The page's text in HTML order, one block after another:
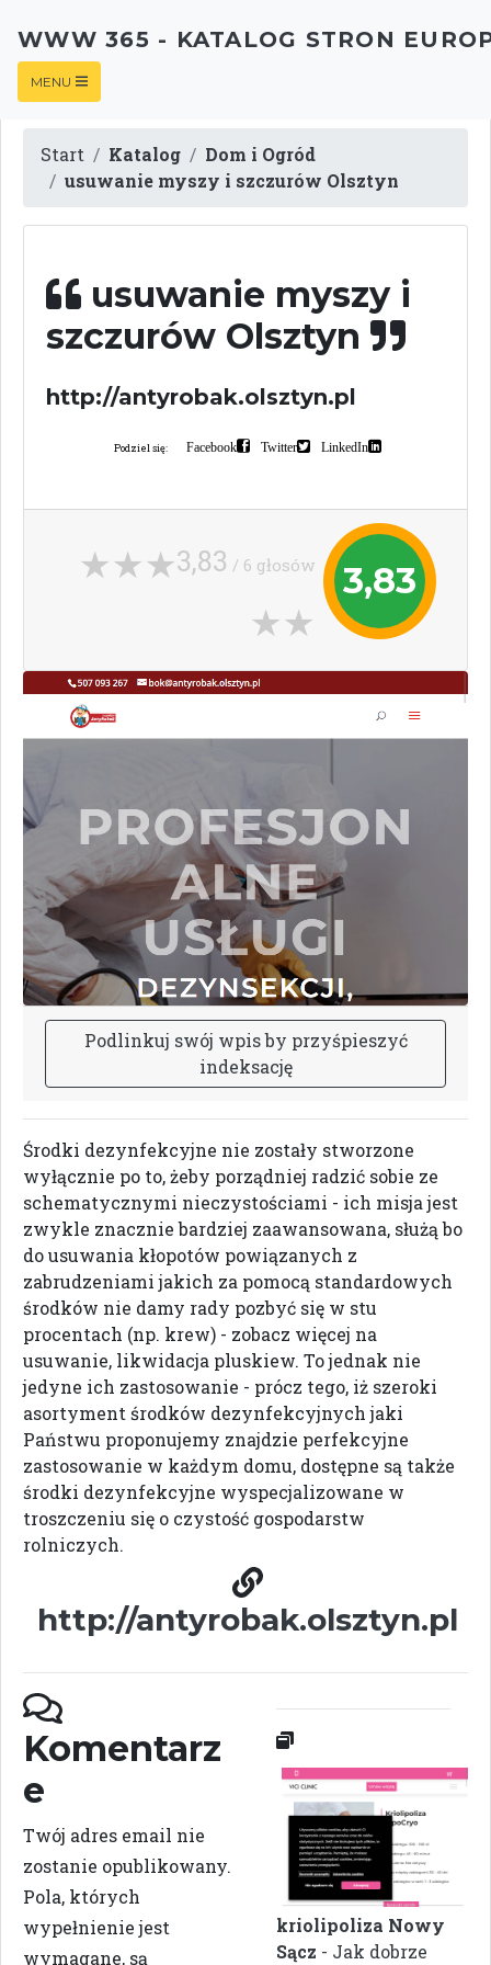
WWW 365 - KATALOG STRON
MENU
Start Katalog
Dom i Ogród
usuwanie myszy i szczurów Olsztyn
usuwanie myszy i
szczurów Olsztyn
http://antyrobak.olsztyn.pl
Podziel się: Facebook Twitter LinkedIn
3,83
3,83 / 6 głosów
Podlinkuj swój wpisby przyśpieszyć
indeksację
Środki dezynfekcyjne nie zostały stworzone
wyłącznie po to, żeby porządniej radzić sobie ze
schematycznymi nieczystościami - ich misja jest
zwykle znacznie bardziej zaawansowana, służą bo
do usuwania kłopotów powiązanych z
zabrudzeniami jakich za pomocą standardowych
środków nie damy rady pozbyć się w stu
procentach (np. krew) - zobacz więcej na
usuwanie, likwidacja pluskiew. To jednak nie
jedyne ich zastosowanie - prócz tego, iż szeroki
asortyment środków dezynfekcyjnych jaki
Państwu proponujemy znajdzie perfekcyjne
zastosowanie w każdym domu, dostępne są także
środki dezynfekcyjne wyspecjalizowane w
troszczeniu się o czystość gospodarstw
rolniczych.
http://antyrobak.olsztyn.pl
Komentarz
e
Twój adres email nie
zostanie opublikowany.
Pola, których
wypełnienie jest
wymagane, są
kriolipoliza Nowy
Sącz - Jak dobrze